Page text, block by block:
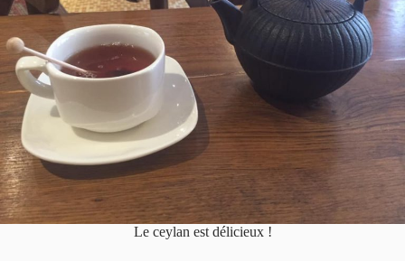
Le ceylan est délicieux !